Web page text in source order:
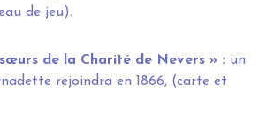
de jeu).
de la Charité de Nevers » : un
rejoindra en 1866, (carte et